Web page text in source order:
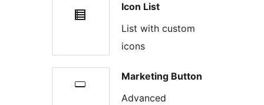
Icon List
List with custom
icons
Marketing Button
Advanced